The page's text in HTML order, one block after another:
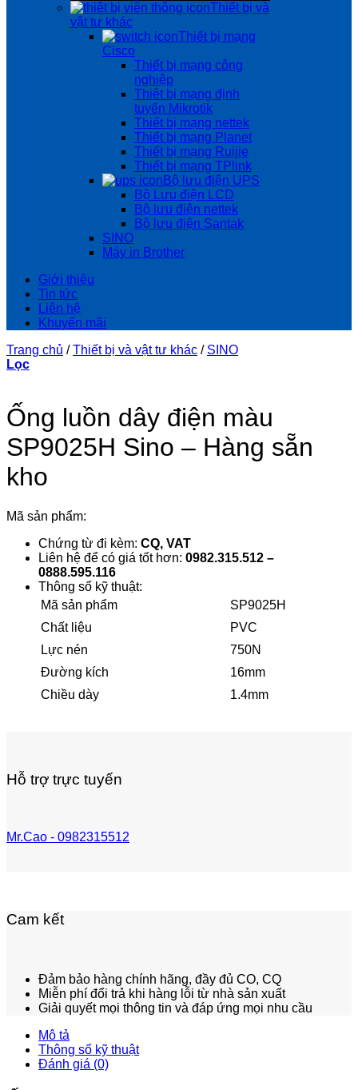
Thiết bị và
vật tư khác
Thiết bị mạng
Cisco
Thiết bị mạng công
nghiệp
Thiêt bị mạng định
tuyến Mikrotik
Thiết bị mạng nettek
Thiết bị mạng Planet
Thiết bị mạng Ruijie
Thiết bị mạng TPlink
Bộ lưu điện UPS
Bộ Lưu điện LCD
Bộ lưu điện nettek
Bộ lưu điện Santak
SINO
Máy in Brother
Giới thiệu
Tin tức
Liên hệ
Khuyến mãi
Trang chủ / Thiết bị và vật tư khác / SINO
Lọc
Ống luồn dây điện màu
SP9025H Sino – Hàng sẵn
kho
Mã sản phẩm:
Chứng từ đi kèm: CQ, VAT
Liên hệ để có giá tốt hơn: 0982.315.512 –
0888.595.116
Thông số kỹ thuật:
Mã sản phẩm
SP9025H
Chất liệu
PVC
Lực nén
750N
Đường kích
16mm
Chiều dày
1.4mm
Hỗ trợ trực tuyến
Mr.Cao - 0982315512
Cam kết
Đảm bảo hàng chính hãng, đầy đủ CO, CQ
Miễn phí đổi trả khi hàng lỗi từ nhà sản xuất
Giải quyết mọi thông tin và đáp ứng mọi nhu cầu
Mô tả
Thông số kỹ thuật
Đánh giá (0)